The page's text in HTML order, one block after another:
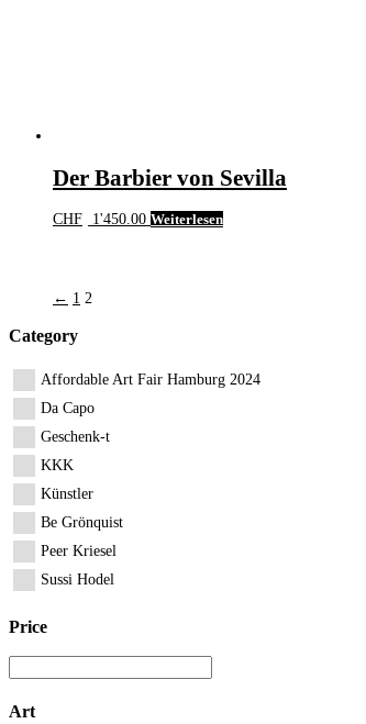
Der Barbier von Sevilla
CHF 1'450.00 Weiterlesen
← 1 2
Category
Affordable Art Fair Hamburg 2024
Da Capo
Geschenk-t
KKK
Künstler
Be Grönquist
Peer Kriesel
Sussi Hodel
Price
Art